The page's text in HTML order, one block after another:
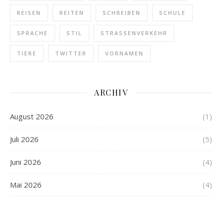
REISEN REITEN SCHREIBEN SCHULE
SPRACHE STIL STRASSENVERKEHR
TIERE TWITTER VORNAMEN
ARCHIV
August 2026 (1)
Juli 2026 (5)
Juni 2026 (4)
Mai 2026 (4)